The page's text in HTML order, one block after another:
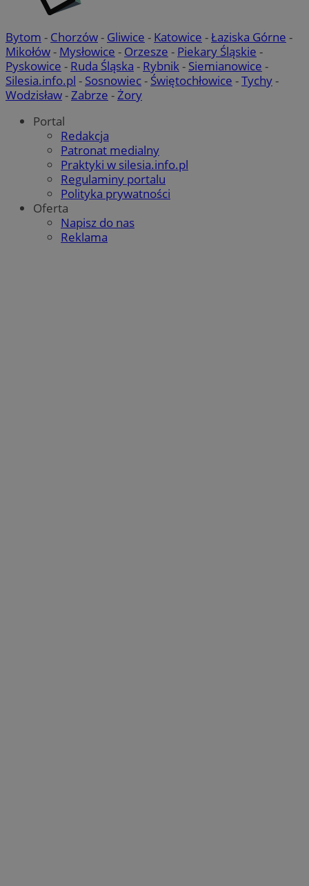
Bytom - Chorzów- Gliwice - Katowice -Łaziska Górne -
Mikołów- Mysłowice - Orzesze - Piekary Śląskie -
Pyskowice - Ruda Śląska - Rybnik- Siemianowice -
Silesia.info.pl - Sosnowiec- Świętochłowice -Tychy-
Wodzisław-Zabrze -Żory
Portal
Redakcja
Patronat medialny
Praktyki w silesia.info.pl
Regulaminy portalu
Polityka prywatności
Oferta
Napisz do nas
Reklama